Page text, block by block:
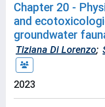
Chapter 20 -
and
groundwater
Tiziana Di Lorenzo;
2023